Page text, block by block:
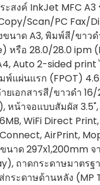
ะสงค์ InkJet MFC
Scan/PC Fax/
นาด A3, พิมพ์สี/ขาว
หรือ 28.0/28.0 ipm
Auto 2-sided print
พ์แผ่นแรก (FPOT)
ยเอกสารสี/ขาวดำ 16/
หน้าจอแบบสัมผัส 3.5",
WiFi Direct
AirPrint,
าด 297x1,200mm จ
ถาดกระดาษมาตรฐ
กระดาษด้านหลัง (MP